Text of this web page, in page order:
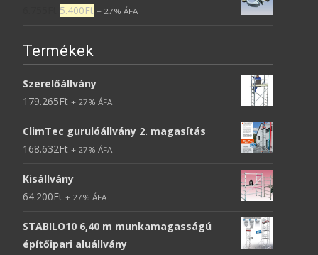
5.400Ft + 27% ÁFA
Termékek
Szerelőállvány
179.265Ft + 27% ÁFA
ClimTec gurulóállvány 2. magasítás
168.632Ft + 27% ÁFA
Kisállvány
64.200Ft + 27% ÁFA
STABILO10 6,40 m munkamagasságú
építőipari aluállvány